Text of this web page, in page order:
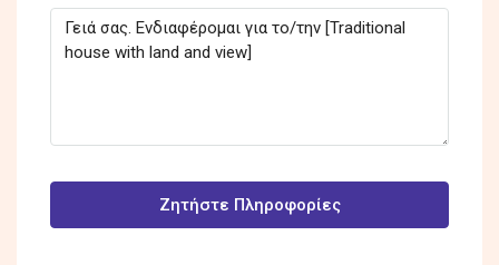
Ζητήστε Πληροφορίες